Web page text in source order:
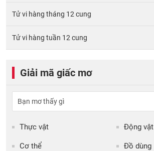
Tử vi hàng tháng 12 cung
Tử vi hàng tuần 12 cung
Giải mã giấc mơ
Thực vật Động vật
Cơ thể Đồ dùng